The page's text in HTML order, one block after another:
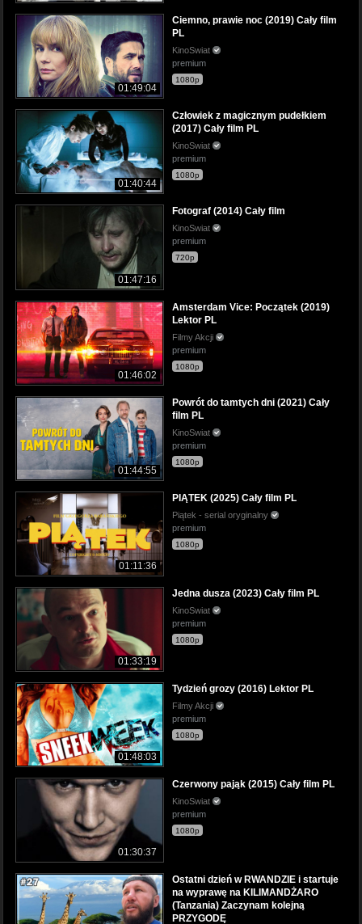
01:49:04
Ciemno, prawie noc (2019) Cały film
PL
KinoSwiat
premium
1080p
01:40:44
Człowiek z magicznym pudełkiem
(2017) Cały film PL
KinoSwiat
premium
1080p
01:47:16
Fotograf (2014) Cały film
KinoSwiat
premium
720p
01:46:02
Amsterdam Vice: Początek (2019)
Lektor PL
Filmy Akcji
premium
1080p
01:44:55
Powrót do tamtych dni (2021) Cały
film PL
KinoSwiat
premium
1080p
01:11:36
PIĄTEK (2025) Cały film PL
Piątek - serial oryginalny
premium
1080p
01:33:19
Jedna dusza (2023) Cały film PL
KinoSwiat
premium
1080p
01:48:03
Tydzień grozy (2016) Lektor PL
Filmy Akcji
premium
1080p
01:30:37
Czerwony pająk (2015) Cały film PL
KinoSwiat
premium
1080p
Ostatni dzień w RWANDZIE i startuje
na wyprawę na KILIMANDŻARO
(Tanzania) Zaczynam kolejną
PRZYGODĘ